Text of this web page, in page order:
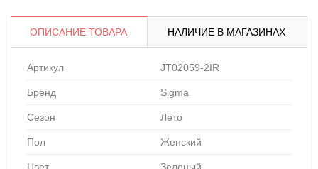
ОПИСАНИЕ ТОВАРА НАЛИЧИЕ В МАГАЗИНАХ
Артикул JT02059-2IR
Бренд Sigma
Сезон Лето
Пол Женский